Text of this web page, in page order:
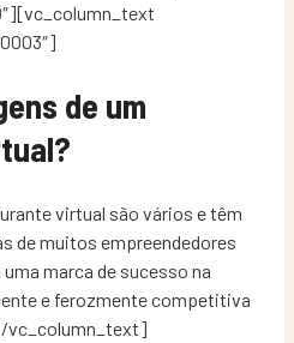
de um
virtual são vários e têm
de muitos empreendedores
marca de sucesso na
e ferozmente competitiva
vc_column_text]